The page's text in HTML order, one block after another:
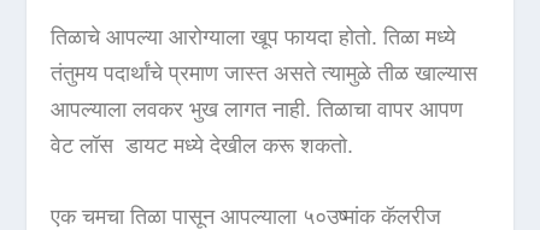
तिळाचे आपल्या आरोग्याला खूप फायदा होतो. तिळा मध्ये
तंतुमय पदार्थांचे प्रमाण जास्त असते त्यामुळे तीळ खाल्यास
आपल्याला लवकर भुख लागत नाही. तिळाचा वापर आपण
वेट लॉस डायट मध्ये देखील करू शकतो.
एक चमचा तिळा पासून आपल्याला ५०उष्मांक कॅलरीज